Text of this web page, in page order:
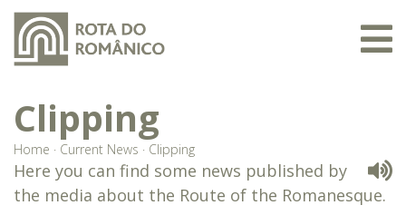
Clipping
Home · Current News · Clipping
Here you can find some news published by
the media about the Route of the Romanesque.